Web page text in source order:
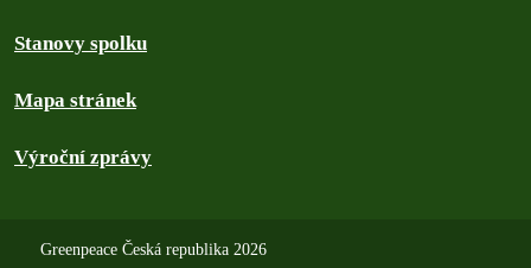
Stanovy spolku
Mapa stránek
Výroční zprávy
Greenpeace Česká republika 2026